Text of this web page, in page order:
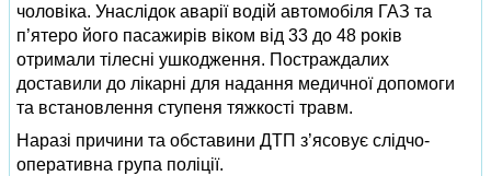
чоловіка. Унаслідок аварії водій автомобіля ГАЗ та
п’ятеро його пасажирів віком від 33 до 48 років
отримали тілесні ушкодження. Постраждалих
доставили до лікарні для надання медичної допомоги
та встановлення ступеня тяжкості травм.
Наразі причини та обставини ДТП з’ясовує слідчо-
оперативна група поліції.